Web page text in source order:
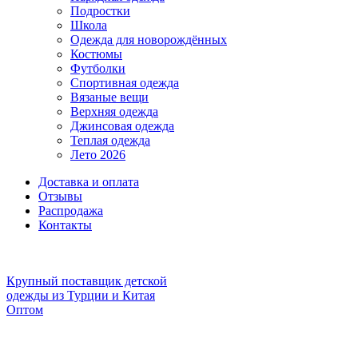
Подростки
Школа
Одежда для новорождённых
Костюмы
Футболки
Спортивная одежда
Вязаные вещи
Верхняя одежда
Джинсовая одежда
Теплая одежда
Лето 2026
Доставка и оплата
Отзывы
Распродажа
Контакты
Крупный поставщик детской
одежды из Турции и Китая
Оптом